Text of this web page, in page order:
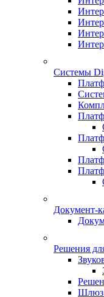
Системы
Документ-
Решения
Шлюз